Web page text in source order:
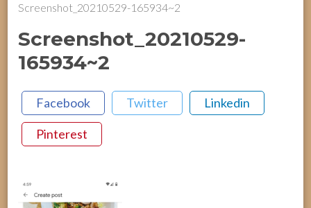
Screenshot_20210529-165934~2
Screenshot_20210529-
165934~2
Facebook Twitter Linkedin
Pinterest